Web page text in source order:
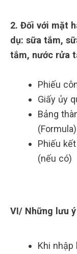
2. Đối với mặt
dụ: sữa tắm,
tắm, nước rửa
Phiếu
Giấy ủy
Bảng
(Formula)
Phiếu
(nếu có)
VI/ Những lưu
Khi nhập